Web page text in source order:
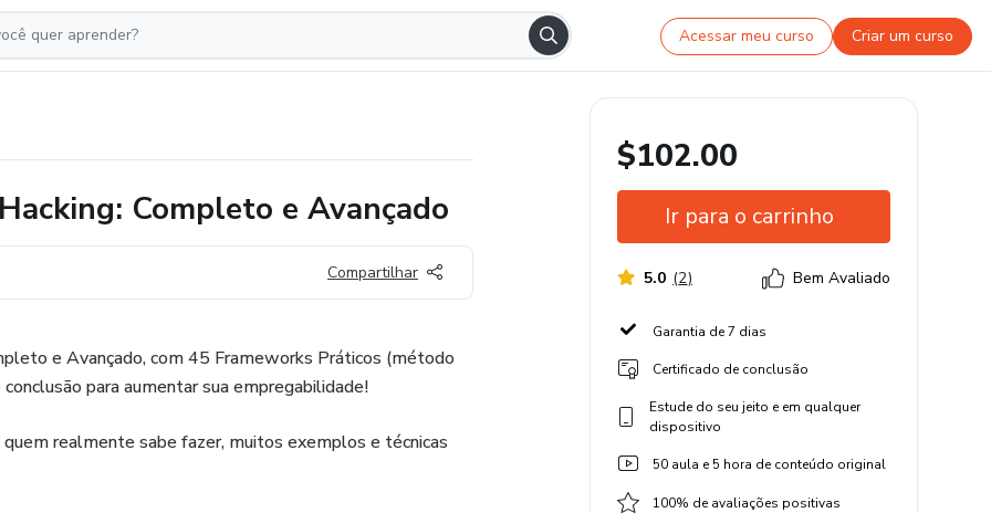
Acessar meu curso Criar um curso
Completo e Avançado
Compartilhar
e Avançado, com 45 Frameworks Práticos (método
para aumentar sua empregabilidade!
realmente sabe fazer, muitos exemplos e técnicas
$102.00
Ir para o carrinho
5.0 (2) Bem Avaliado
Garantia de 7 dias
Certificado de conclusão
Estude do seu jeito e em qualquer
dispositivo
50 aula e 5 hora de conteúdo original
100% de avaliações positivas